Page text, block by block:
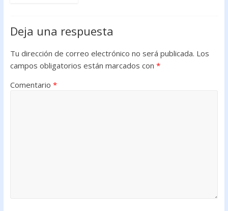
Deja una respuesta
Tu dirección de correo electrónico no será publicada. Los
campos obligatorios están marcados con *
Comentario *